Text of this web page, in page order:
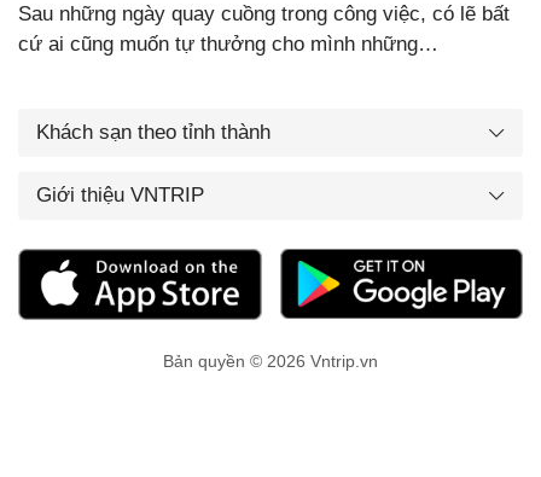
Sau những ngày quay cuồng trong công việc, có lẽ bất
cứ ai cũng muốn tự thưởng cho mình những…
Khách sạn theo tỉnh thành
Giới thiệu VNTRIP
Bản quyền © 2026 Vntrip.vn